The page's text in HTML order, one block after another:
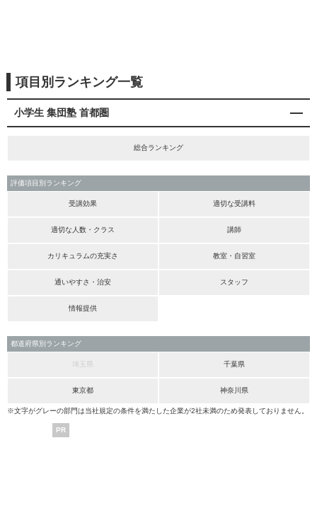
項目別ランキング一覧
小学生 集団塾 首都圏
総合ランキング
評価項目別ランキング
受講効果 適切な受講料
適切な人数・クラス 講師
カリキュラムの充実さ 教室・自習室
通いやすさ・治安 スタッフ
情報提供
都道府県別ランキング
埼玉県 千葉県
東京都 神奈川県
※文字がグレーの部門は当社規定の条件を満たした企業が2社未満のため発表しておりません。
PR